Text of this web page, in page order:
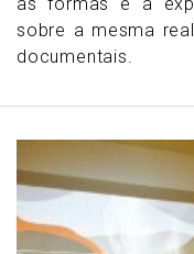
sobre a mesma
documentais.